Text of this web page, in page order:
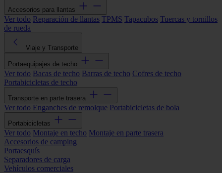
Accesorios para llantas
Ver todo Reparación de llantas TPMS Tapacubos Tuercas y tornillos
de rueda
Viaje y Transporte
Portaequipajes de techo
Ver todo Bacas de techo Barras de techo Cofres de techo
Portabicicletas de techo
Transporte en parte trasera
Ver todo Enganches de remolque Portabicicletas de bola
Portabicicletas
Ver todo Montaje en techo Montaje en parte trasera
Accesorios de camping
Portaesquís
Separadores de carga
Vehículos comerciales